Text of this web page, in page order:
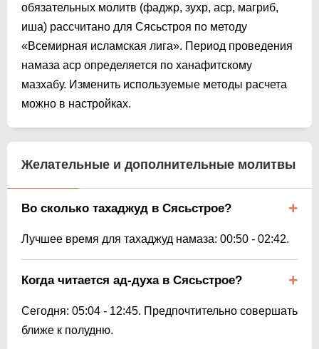
обязательных молитв (фаджр, зухр, аср, магриб,
иша) рассчитано для Сясьстроя по методу
«Всемирная исламская лига». Период проведения
намаза аср определяется по ханафитскому
мазхабу. Изменить используемые методы расчета
можно в настройках.
Желательные и дополнительные молитвы
Во сколько тахаджуд в Сясьстрое?
Лучшее время для тахаджуд намаза: 00:50 - 02:42.
Когда читается ад-духа в Сясьстрое?
Сегодня: 05:04 - 12:45. Предпочтительно совершать
ближе к полудню.